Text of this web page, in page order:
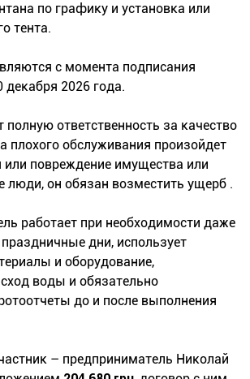
по графику и установка или
тента.
с момента подписания
декабря 2026 года.
полную ответственность за качество
плохого обслуживания произойдет
или повреждение имущества или
люди, он обязан возместить ущерб .
работает при необходимости даже
дни, использует
и оборудование,
воды и обязательно
до и после выполнения
– предприниматель Николай